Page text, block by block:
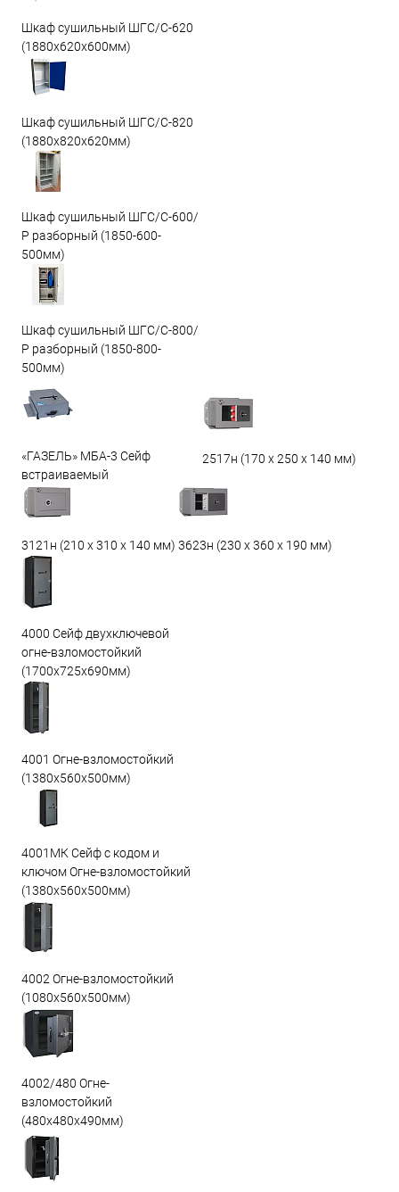
Шкаф сушильный ШГС/C-620
(1880x620x600мм)
Шкаф сушильный ШГС/C-820
(1880x820x620мм)
Шкаф сушильный ШГС/С-600/
Р разборный (1850-600-
500мм)
Шкаф сушильный ШГС/С-800/
Р разборный (1850-800-
500мм)
«ГАЗЕЛЬ» МБА-3 Сейф
встраиваемый
2517н (170 х 250 х 140 мм)
3121н (210 х 310 х 140 мм) 3623н (230 х 360 х 190 мм)
4000 Сейф двухключевой
огне-взломостойкий
(1700х725х690мм)
4001 Огне-взломостойкий
(1380х560х500мм)
4001МК Сейф с кодом и
ключом Огне-взломостойкий
(1380х560х500мм)
4002 Огне-взломостойкий
(1080х560х500мм)
4002/480 Огне-
взломостойкий
(480х480х490мм)